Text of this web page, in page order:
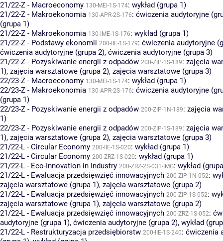
21/22-Z - Macroeconomy 130-MEI-1S-174: wykład (grupa 1)
21/22-Z - Makroekonomia 130-APR-2S-176: ćwiczenia audytoryjne
(grupa 1)
21/22-Z - Makroekonomia 130-IME-1S-176: wykład (grupa 1)
21/22-Z - Podstawy ekonomii 200-IIE-1S-179: ćwiczenia audytoryjne
ćwiczenia audytoryjne (grupa 2), ćwiczenia audytoryjne (grupa 3)
21/22-Z - Pozyskiwanie energii z odpadów 200-ZIP-1S-189: zajęcia
1), zajęcia warsztatowe (grupa 2), zajęcia warsztatowe (grupa 3)
22/23-Z - Macroeconomy 130-MEI-1S-174: wykład (grupa 1)
22/23-Z - Makroekonomia 130-APR-2S-176: ćwiczenia audytoryjne
(grupa 1)
22/23-Z - Pozyskiwanie energii z odpadów 200-ZIP-1N-189: zajęcia
1)
22/23-Z - Pozyskiwanie energii z odpadów 200-ZIP-1S-189: zajęcia
1), zajęcia warsztatowe (grupa 2), zajęcia warsztatowe (grupa 3)
21/22-L - Circular Economy 200-IIE-1S-020: wykład (grupa 1)
21/22-L - Circular Economy 200-ZRZ-1S-020: wykład (grupa 1)
21/22-L - Eco-Innovation in Industry 200-ZRZ-2S-031-IMG: wykład
21/22-L - Ewaluacja przedsięwzięć innowacyjnych 200-ZIP-1N-052:
zajęcia warsztatowe (grupa 1), zajęcia warsztatowe (grupa 2)
21/22-L - Ewaluacja przedsięwzięć innowacyjnych 200-ZIP-1S-052:
zajęcia warsztatowe (grupa 1), zajęcia warsztatowe (grupa 2)
21/22-L - Ewaluacja przedsięwzięć innowacyjnych 200-ZRZ-1S-052:
audytoryjne (grupa 1), ćwiczenia audytoryjne (grupa 2), wykład
21/22-L - Restrukturyzacja przedsiębiorstw 200-IIE-1S-240: ćwiczenia